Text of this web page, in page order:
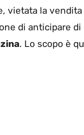
vietata la
di anticipare
. Lo scopo è